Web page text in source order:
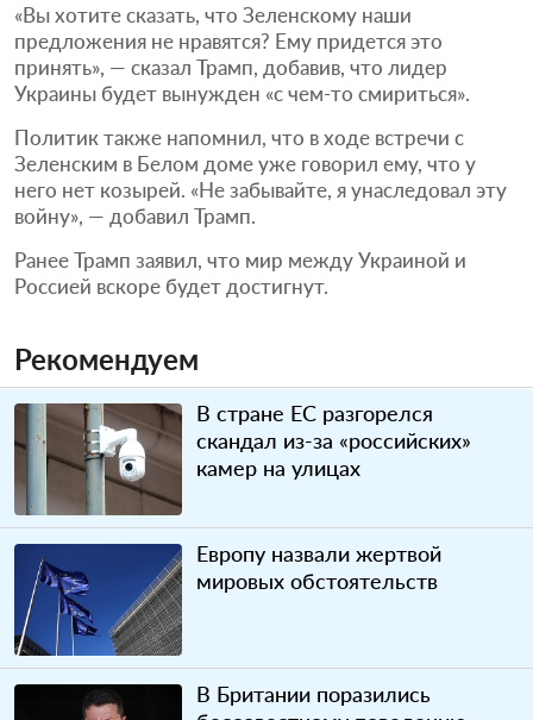
«Вы хотите сказать, что Зеленскому наши
предложения не нравятся? Ему придется это
принять», — сказал Трамп, добавив, что лидер
Украины будет вынужден «с чем-то смириться».
Политик также напомнил, что в ходе встречи с
Зеленским в Белом доме уже говорил ему, что у
него нет козырей. «Не забывайте, я унаследовал эту
войну», — добавил Трамп.
Ранее Трамп заявил, что мир между Украиной и
Россией вскоре будет достигнут.
Рекомендуем
В стране ЕС разгорелся
скандал из-за «российских»
камер на улицах
Европу назвали жертвой
мировых обстоятельств
В Британии поразились